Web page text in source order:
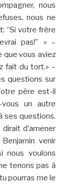
nous
nous ne
“Si votre frère
pas!” » –
que vous aviez
fait du tort.» –
questions sur
père est-il
un autre
ses questions.
d’amener
venir
nous voulons
tenons pas à
pourras me le